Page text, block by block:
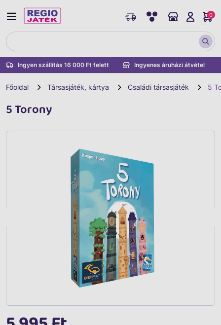
Ingyen szállítás 16 000 Ft felett Ingyenes áruházi átvétel
0
Főoldal Társasjáték, kártya Családi társasjáték 5
5 Torony